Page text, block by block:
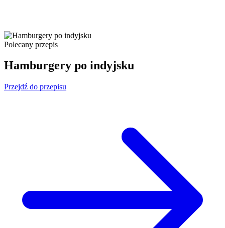
Polecany przepis
Hamburgery po indyjsku
Przejdź do przepisu